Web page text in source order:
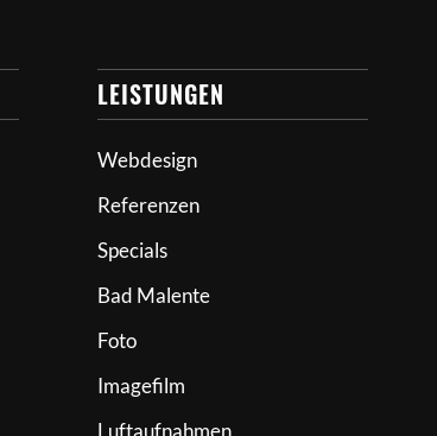
LEISTUNGEN
Webdesign
Referenzen
Specials
Bad Malente
Foto
Imagefilm